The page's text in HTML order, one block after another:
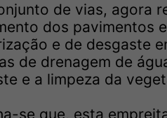
de vias, agora
dos pavimentos
e de desgaste
de drenagem de
e a limpeza da
se que, esta